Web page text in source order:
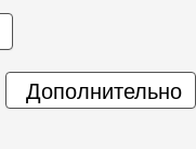
Дополнительно